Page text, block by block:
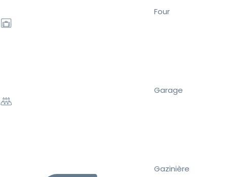
Four
Garage
Gazinière